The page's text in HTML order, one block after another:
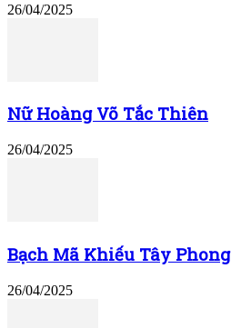
26/04/2025
Nữ Hoàng Võ Tắc Thiên
26/04/2025
Bạch Mã Khiếu Tây Phong
26/04/2025